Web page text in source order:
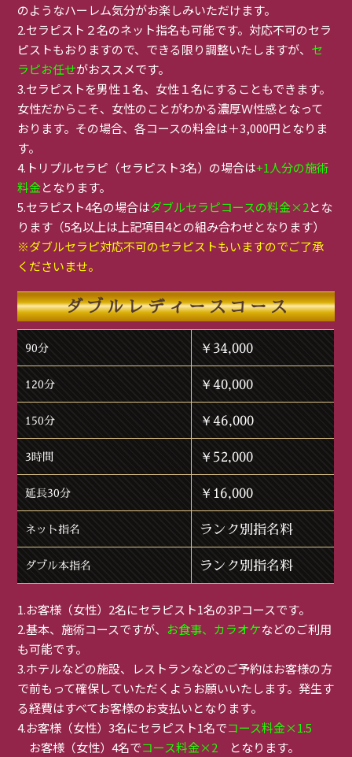
のようなハーレム気分がお楽しみいただけます。
2.セラピスト２名のネット指名も可能です。対応不可のセラ
ピストもおりますので、できる限り調整いたしますが、 セ
ラピお任せがおススメです。
3.セラピストを男性１名、女性１名にすることもできます。
女性だからこそ、女性のことがわかる濃厚Ｗ性感となって
おります。その場合、各コースの料金は＋3,000円となりま
す。
4.トリプルセラピ（セラピスト3名）の場合は+1人分の施術
料金となります。
5.セラピスト4名の場合はダブルセラピコースの料金×2とな
ります（5名以上は上記項目4との組み合わせとなります）
※ダブルセラピ対応不可のセラピストもいますのでご了承
くださいませ。
ダブルレディースコース
90分 ￥34,000
120分 ￥40,000
150分 ￥46,000
3時間 ￥52,000
延長30分 ￥16,000
ネット指名 ランク別指名料
ダブル本指名 ランク別指名料
1.お客様（女性）2名にセラピスト1名の3Pコースです。
2.基本、施術コースですが、 お食事、カラオケなどのご利用
も可能です。
3.ホテルなどの施設、レストランなどのご予約はお客様の方
で前もって確保していただくようお願いいたします。発生す
る経費はすべてお客様のお支払いとなります。
4.お客様（女性）3名にセラピスト1名でコース料金×1.5
お客様（女性）4名でコース料金×2 となります。